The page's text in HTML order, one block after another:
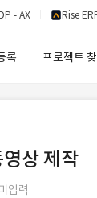
- AX Rise
록 프로젝트
상 제작
입력